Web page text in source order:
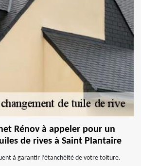
Rénov à appeler pour un
de rives à Saint Plantaire
à garantir l’étanchéité de votre toiture.